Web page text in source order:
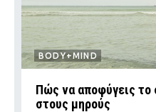
BODY+MIND
Πώς να αποφύγεις το
στους μηρούς